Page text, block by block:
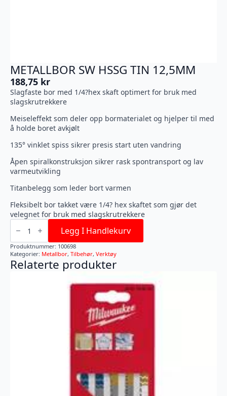
METALLBOR SW HSSG TIN 12,5MM
188,75 kr
Slagfaste bor med 1/4?hex skaft optimert for bruk med
slagskrutrekkere
Meiseleffekt som deler opp bormaterialet og hjelper til med
å holde boret avkjølt
135° vinklet spiss sikrer presis start uten vandring
Åpen spiralkonstruksjon sikrer rask spontransport og lav
varmeutvikling
Titanbelegg som leder bort varmen
Fleksibelt bor takket være 1/4? hex skaftet som gjør det
velegnet for bruk med slagskrutrekkere
METALLBOR
SW
TIN
12,5MM
antall
Legg I Handlekurv
Produktnummer: 100698
Kategorier: Metallbor, Tilbehør, Verktøy
Relaterte produkter